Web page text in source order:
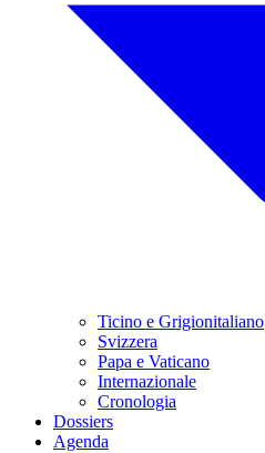
Ticino e Grigionitaliano
Svizzera
Papa e Vaticano
Internazionale
Cronologia
Dossiers
Agenda